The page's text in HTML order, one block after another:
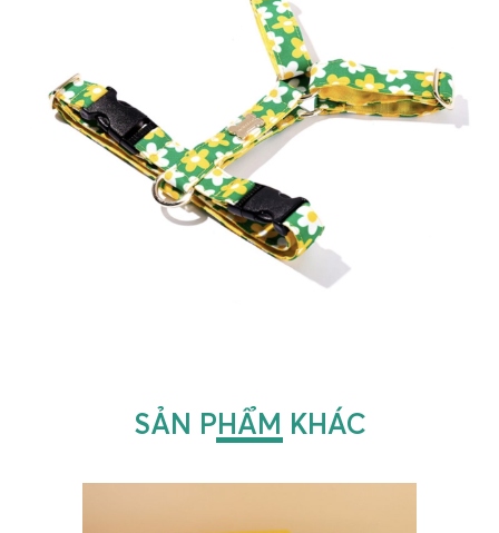
SẢN PHẨM KHÁC